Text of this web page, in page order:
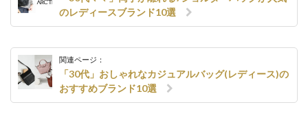
のレディースブランド10選
関連ページ：
「30代」おしゃれなカジュアルバッグ(レディース)の
おすすめブランド10選